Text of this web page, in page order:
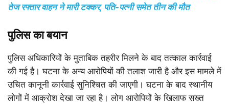
तेज रफ्तार वाहन ने मारी टक्कर, पति-पत्नी समेत तीन की मौत
पुलिस का बयान
पुलिस अधिकारियों के मुताबिक तहरीर मिलने के बाद तत्काल कार्रवाई
की गई है। घटना के अन्य आरोपियों की तलाश जारी है और इस मामले में
उचित कानूनी कार्रवाई सुनिश्चित की जाएगी। घटना के बाद स्थानीय
लोगों में आक्रोश देखा जा रहा है। लोग आरोपियों के खिलाफ सख्त